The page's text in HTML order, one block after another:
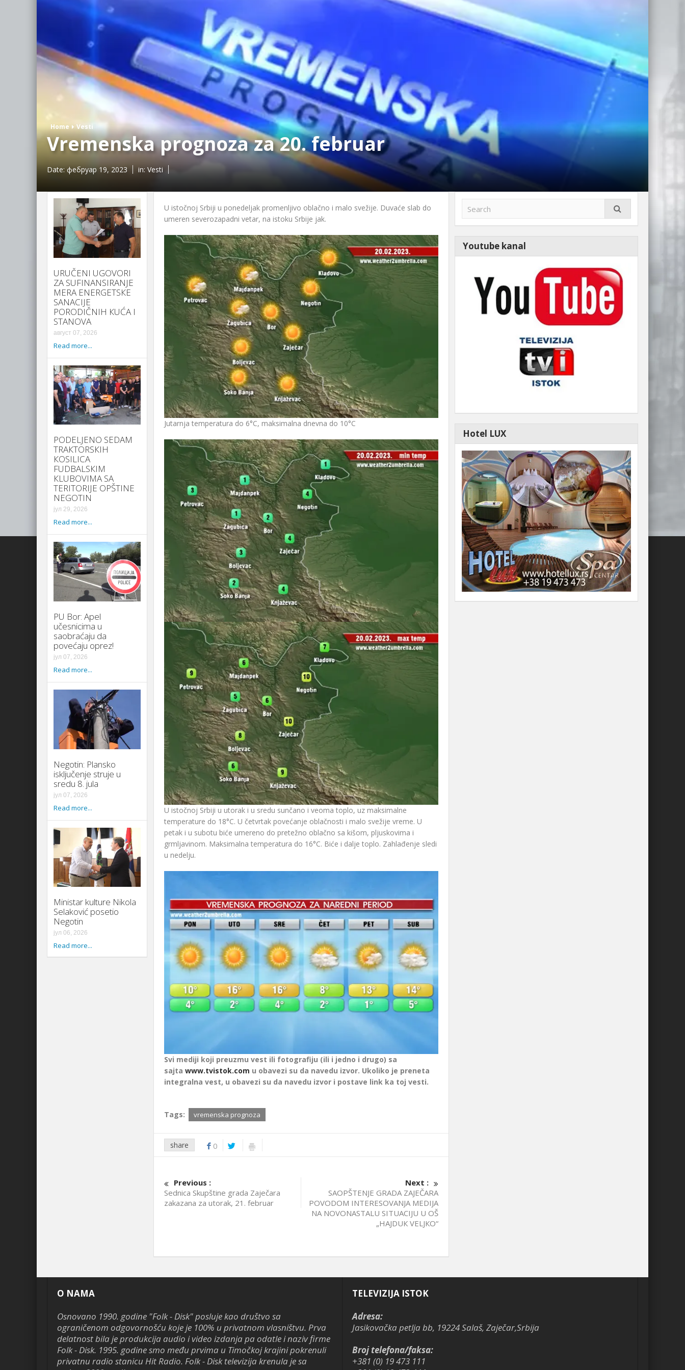
Home Vesti
Vremenska prognoza za 20. februar
Date:фебруар 19, 2023 in:Vesti
URUČENI UGOVORI
ZA SUFINANSIRANJE
MERA ENERGETSКE
SANACIJE
PORODIČNIH КUĆA I
STANOVA
август 07, 2026
Read more...
PODELJENO SEDAM
TRAКTORSКIH
КOSILICA
FUDBALSКIM
КLUBOVIMA SA
TERITORIJE OPŠTINE
NEGOTIN
јул 29, 2026
Read more...
PU Bor: Apel
učesnicima u
saobraćaju da
povećaju oprez!
јул 07, 2026
Read more...
Negotin: Plansko
isključenje struje u
sredu 8. jula
јул 07, 2026
Read more...
Ministar kulture Nikola
Selaković posetio
Negotin
јул 06, 2026
Read more...
U istočnoj Srbiji u ponedeljak promenljivo oblačno i malo svežije. Duvaće slab do
umeren severozapadni vetar, na istoku Srbije jak.
Jutarnja temperatura do 6°C, maksimalna dnevna do 10°C
U istočnoj Srbiji u utorak i u sredu sunčano i veoma toplo, uz maksimalne
temperature do 18°C. U četvrtak povećanje oblačnosti i malo svežije vreme. U
petak i u subotu biće umereno do pretežno oblačno sa kišom, pljuskovima i
grmljavinom. Maksimalna temperatura do 16°C. Biće i dalje toplo. Zahlađenje sledi
u nedelju.
Svi mediji koji preuzmu vest ili fotografiju (ili i jedno i drugo) sa
sajta www.tvistok.com u obavezi su da navedu izvor. Ukoliko je preneta
integralna vest, u obavezi su da navedu izvor i postave link ka toj vesti.
Tags: vremenska prognoza
share 0
Previous :
Sednica Skupštine grada Zaječara
zakazana za utorak, 21. februar
Next :
SAOPŠTENJE GRADA ZAJEČARA
POVODOM INTERESOVANJA MEDIJA
NA NOVONASTALU SITUACIJU U OŠ
„HAJDUК VELJКO“
Youtube kanal
Hotel LUX
O NAMA
Osnovano 1990. godine "Folk - Disk" posluje kao društvo sa
ograničenom odgovornošću koje je 100% u privatnom vlasništvu. Prva
delatnost bila je produkcija audio i video izdanja pa odatle i naziv firme
Folk - Disk. 1995. godine smo među prvima u Timočkoj krajini pokrenuli
privatnu radio stanicu Hit Radio. Folk - Disk televizija krenula je sa
TELEVIZIJA ISTOK
Adresa:
Jasikovačka petlja bb, 19224 Salaš, Zaječar,Srbija
Broj telefona/faksa:
+381 (0) 19 473 111